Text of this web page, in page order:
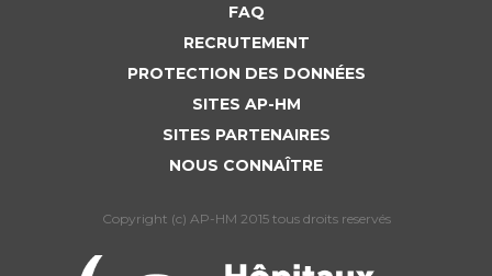
FAQ
RECRUTEMENT
PROTECTION DES DONNÉES
SITES AP-HM
SITES PARTENAIRES
NOUS CONNAÎTRE
Copyright (c) AP-HM 2015 tous droits reservés